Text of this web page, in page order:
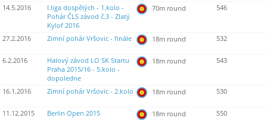
14.5.2016
I.liga dospělých - 1.kolo -
Pohár ČLS závod č.3 - Zlatý
Kylof 2016
70m round 546
27.2.2016 Zimní pohár Vršovic - finále 18m round 532
6.2.2016
Halový závod LO SK Startu
Praha 2015/16 - 5.kolo -
dopoledne
18m round 543
16.1.2016 Zimní pohár Vršovic - 2.kolo 18m round 530
11.12.2015 Berlin Open 2015 18m round 550